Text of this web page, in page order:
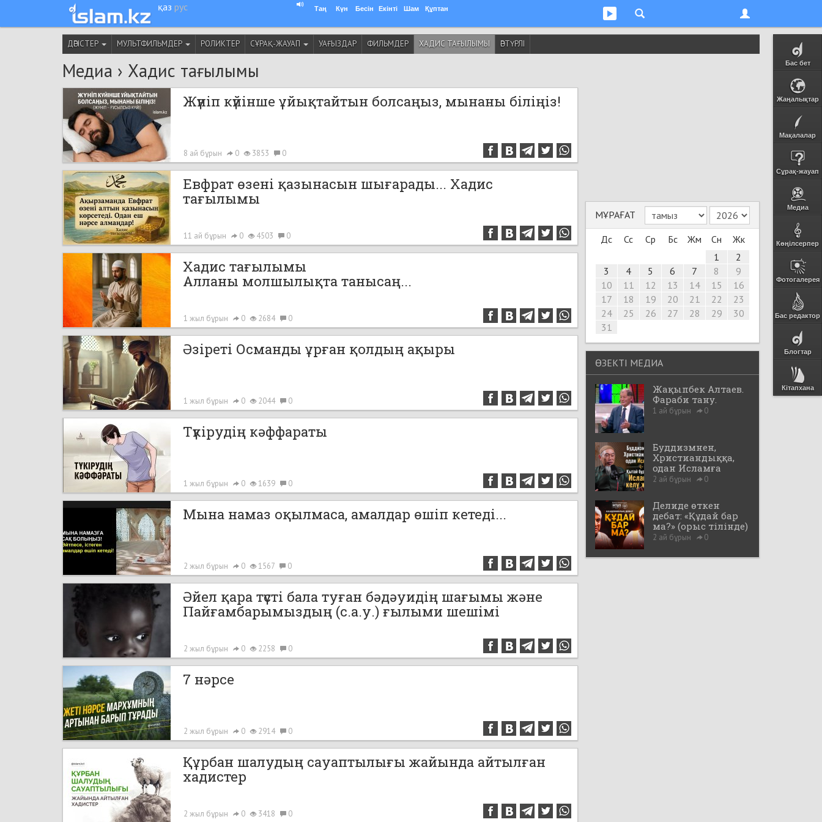
қаз рус Таң Күн Бесін Екінті Шам Құптан
Бас бет
Жаңалықтар
Мақалалар
Сұрақ-жауап
Медиа
Көңілсерпер
Фотогалерея
Бас редактор
Блогтар
Кітапхана
ДӘРІСТЕР МУЛЬТФИЛЬМДЕР РОЛИКТЕР СҰРАҚ-ЖАУАП УАҒЫЗДАР ФИЛЬМДЕР ХАДИС ТАҒЫЛЫМЫ ӘРТҮРЛІ
Медиа › Хадис тағылымы
Жүніп күйінше ұйықтайтын болсаңыз, мынаны біліңіз!
8 ай бұрын 0 3853 0
Евфрат өзені қазынасын шығарады... Хадис
тағылымы
11 ай бұрын 0 4503 0
Хадис тағылымы
Алланы молшылықта танысаң...
1 жыл бұрын 0 2684 0
Әзіреті Османды ұрған қолдың ақыры
1 жыл бұрын 0 2044 0
Түкірудің кәффараты
1 жыл бұрын 0 1639 0
Мына намаз оқылмаса, амалдар өшіп кетеді...
2 жыл бұрын 0 1567 0
Әйел қара түсті бала туған бәдәуидің шағымы және
Пайғамбарымыздың (с.а.у.) ғылыми шешімі
2 жыл бұрын 0 2258 0
7 нәрсе
2 жыл бұрын 0 2914 0
Құрбан шалудың сауаптылығы жайында айтылған
хадистер
2 жыл бұрын 0 3418 0
МҰРАҒАТ
Дс
Сс Ср Бс Жм Сн
Жк
1
2
3
4 5 6 7 8
9
10
11 12 13 14 15
16
17
18 19 20 21 22
23
24
25 26 27 28 29
30
31
ӨЗЕКТІ МЕДИА
Жақыпбек Алтаев.
Фараби тану.
1 ай бұрын 0
Буддизмнен,
Христиандыққа,
одан Исламға
2 ай бұрын 0
Делиде өткен
дебат: «Құдай бар
ма?» (орыс тілінде)
2 ай бұрын 0